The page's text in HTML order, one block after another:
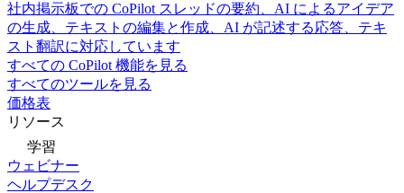
社内掲示板での CoPilot スレッドの要約、AI によるアイデア
の生成、テキストの編集と作成、AI が記述する応答、テキ
スト翻訳に対応しています
すべての CoPilot 機能を見る
すべてのツールを見る
価格表
リソース
学習
ウェビナー
ヘルプデスク